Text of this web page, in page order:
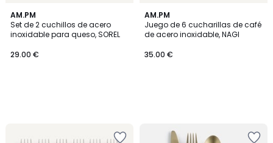
AM.PM
Set de 2 cuchillos de acero
inoxidable para queso, SOREL
29.00 €
AM.PM
Juego de 6 cucharillas de café
de acero inoxidable, NAGI
35.00 €